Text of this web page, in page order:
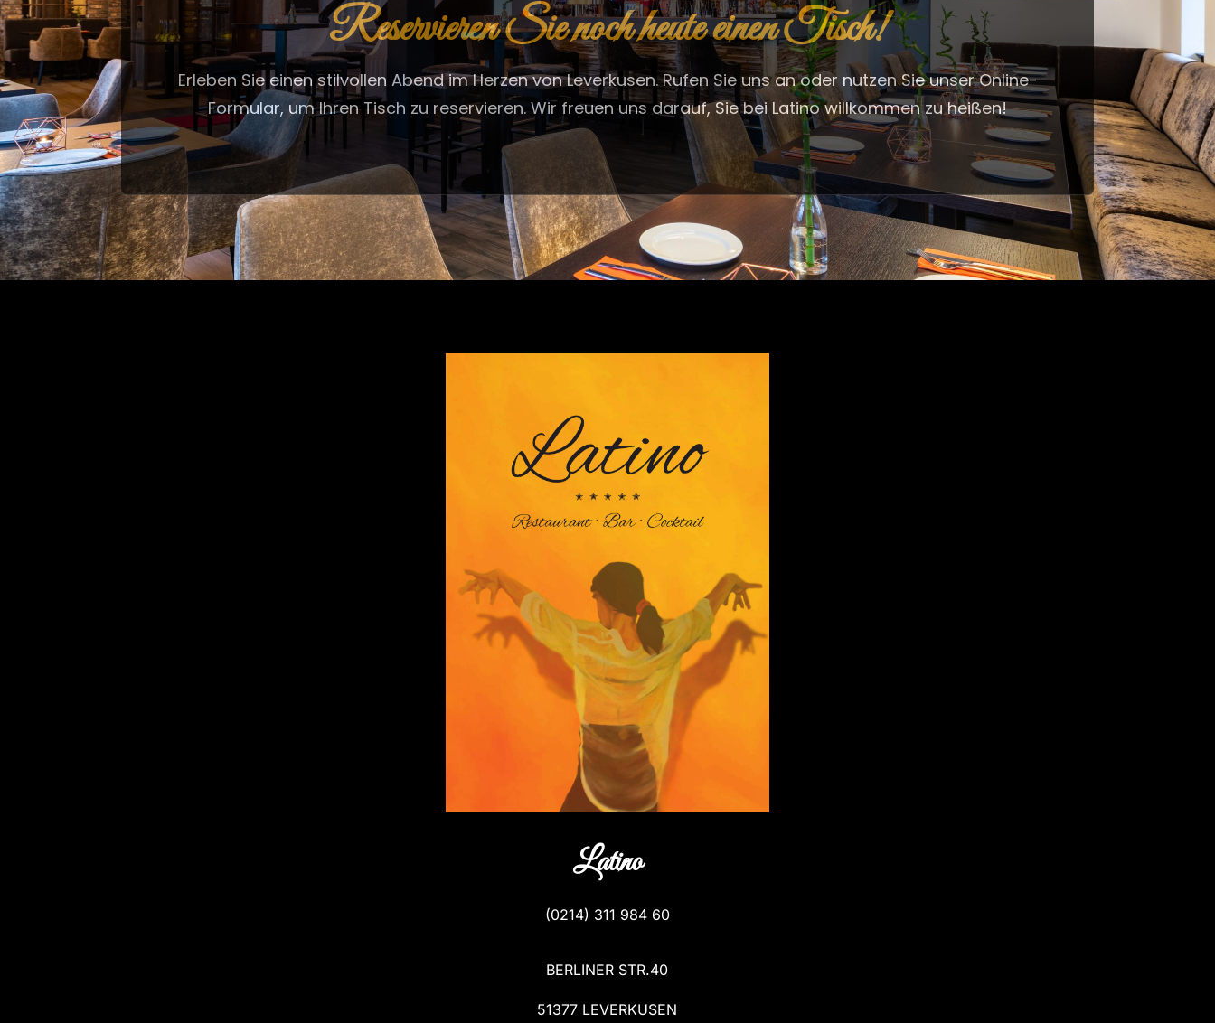
Reservieren Sie noch heute einen Tisch!
Erleben Sie einen stilvollen Abend im Herzen von Leverkusen. Rufen Sie uns an oder nutzen Sie unser Online-
Formular, um Ihren Tisch zu reservieren. Wir freuen uns darauf, Sie bei Latino willkommen zu heißen!
Latino
(0214) 311 984 60
BERLINER STR.40
51377 LEVERKUSEN